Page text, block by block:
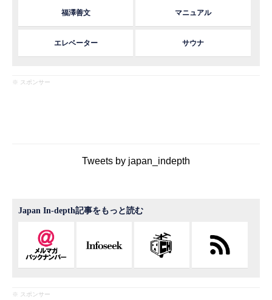
福澤善文 マニュアル
エレベーター サウナ
※ スポンサー
Tweets by japan_indepth
Japan In-depth記事をもっと読む
※ スポンサー